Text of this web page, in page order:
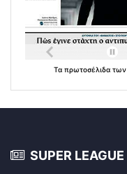
Τα πρωτοσέλιδα των
SUPER LEAGUE